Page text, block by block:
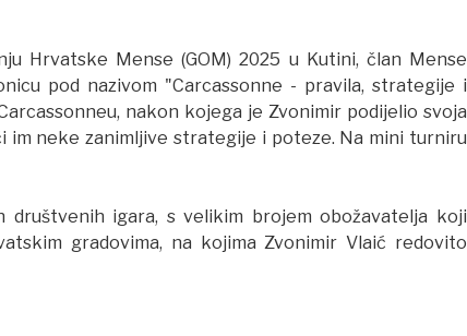
Hrvatske Mense (GOM) 2025 u Kutini, član Mense
pod nazivom "Carcassonne - pravila, strategije i
nakon kojega je Zvonimir podijelio svoja
im neke zanimljive strategije i poteze. Na mini turniru
društvenih igara, s velikim brojem obožavatelja koji
gradovima, na kojima Zvonimir Vlaić redovito